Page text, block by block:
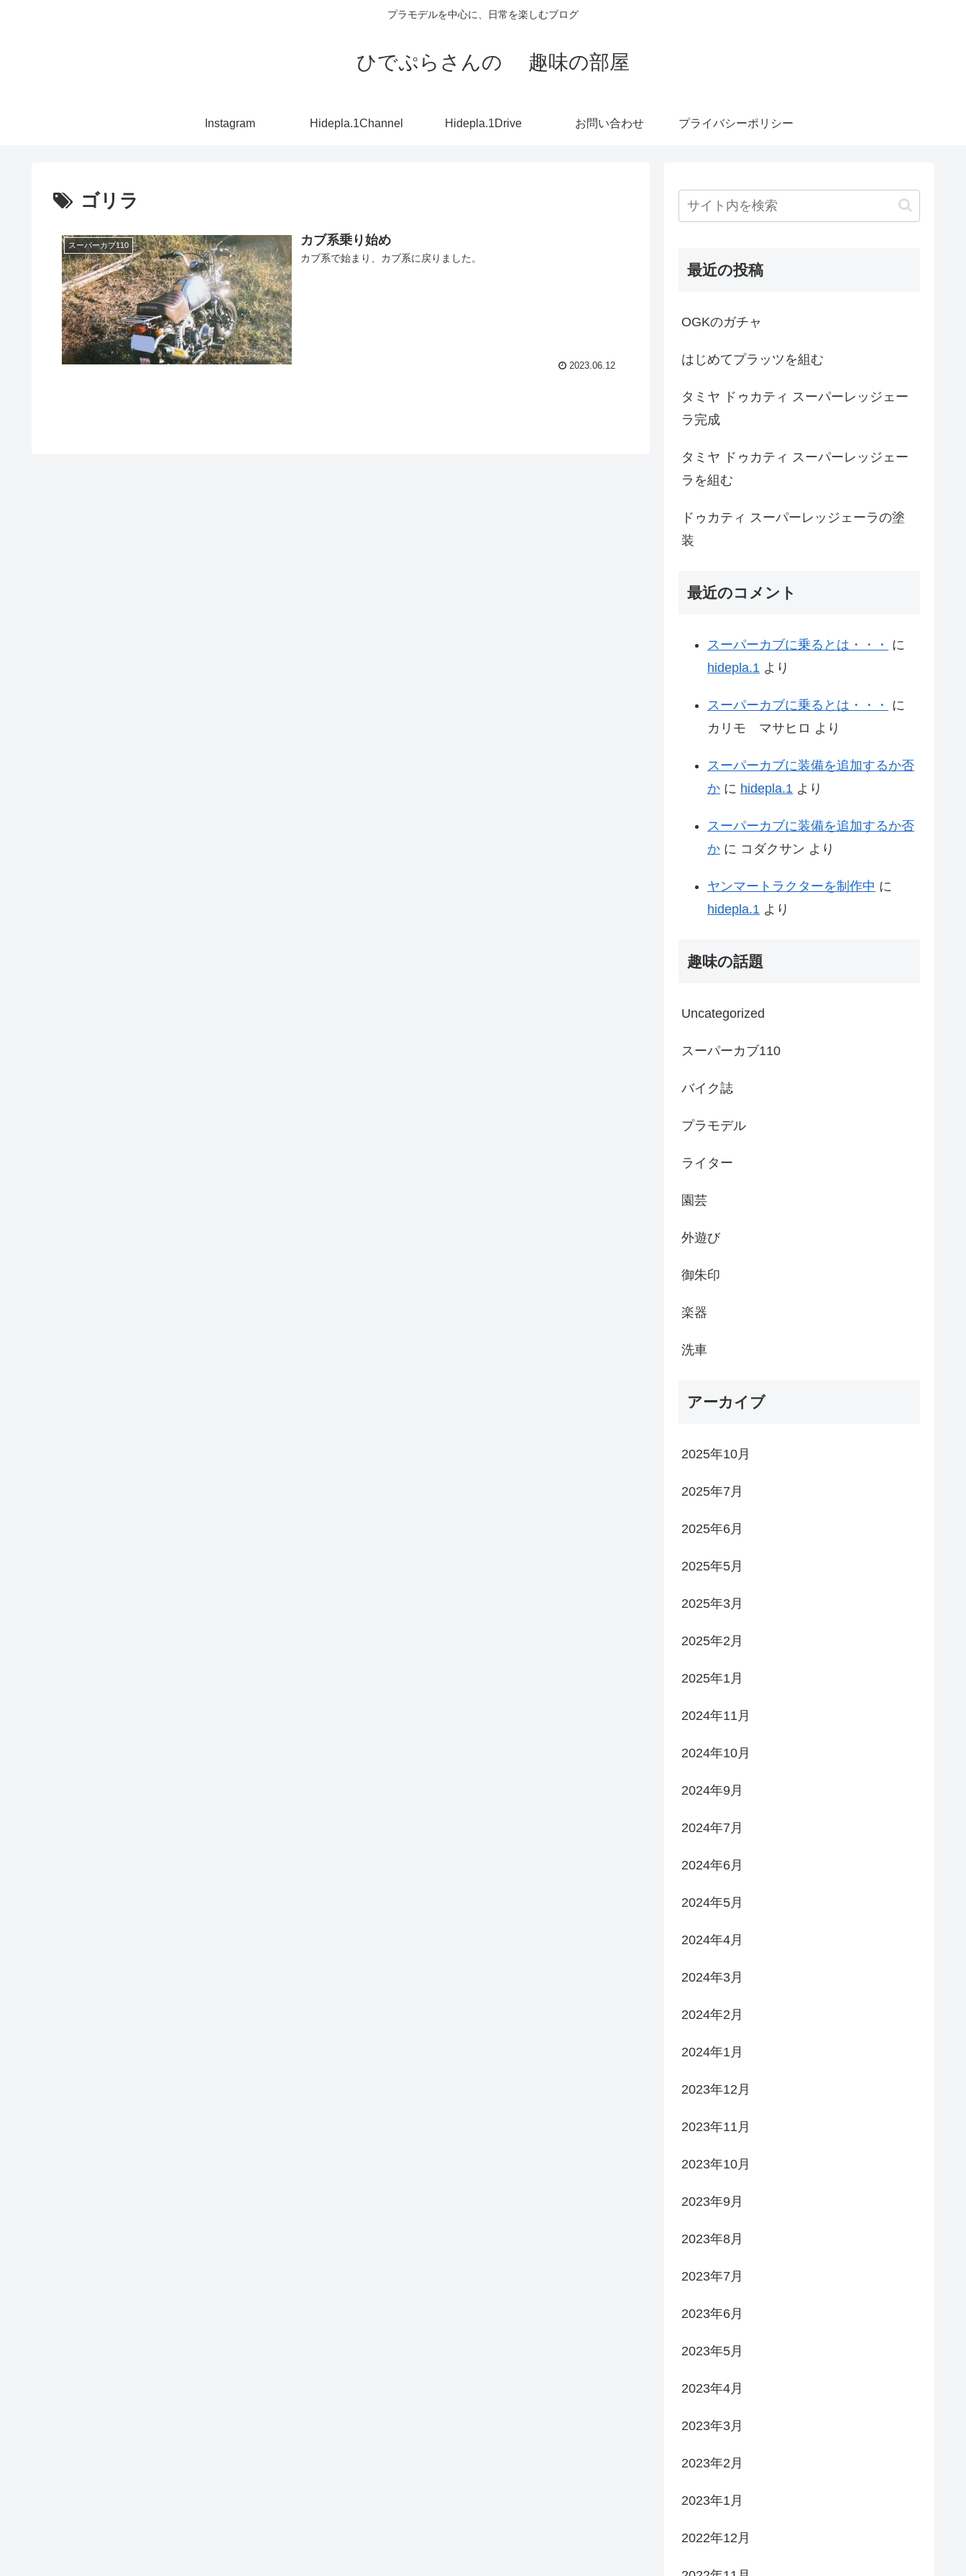
プラモデルを中心に、日常を楽しむブログ
ひでぷらさんの 趣味の部屋
Instagram Hidepla.1Channel Hidepla.1Drive お問い合わせ プライバシーポリシー
ゴリラ
スーパーカブ110 カブ系乗り始め
カブ系で始まり、カブ系に戻りました。
2023.06.12
最近の投稿
OGKのガチャ
はじめてプラッツを組む
タミヤ ドゥカティ スーパーレッジェー
ラ完成
タミヤ ドゥカティ スーパーレッジェー
ラを組む
ドゥカティ スーパーレッジェーラの塗
装
最近のコメント
スーパーカブに乗るとは・・・
に
hidepla.1 より
スーパーカブに乗るとは・・・
に
カリモ マサヒロ より
スーパーカブに装備を追加するか否
か に hidepla.1 より
スーパーカブに装備を追加するか否
か に コダクサン より
ヤンマートラクターを制作中 に
hidepla.1 より
趣味の話題
Uncategorized
スーパーカブ110
バイク誌
プラモデル
ライター
園芸
外遊び
御朱印
楽器
洗車
アーカイブ
2025年10月
2025年7月
2025年6月
2025年5月
2025年3月
2025年2月
2025年1月
2024年11月
2024年10月
2024年9月
2024年7月
2024年6月
2024年5月
2024年4月
2024年3月
2024年2月
2024年1月
2023年12月
2023年11月
2023年10月
2023年9月
2023年8月
2023年7月
2023年6月
2023年5月
2023年4月
2023年3月
2023年2月
2023年1月
2022年12月